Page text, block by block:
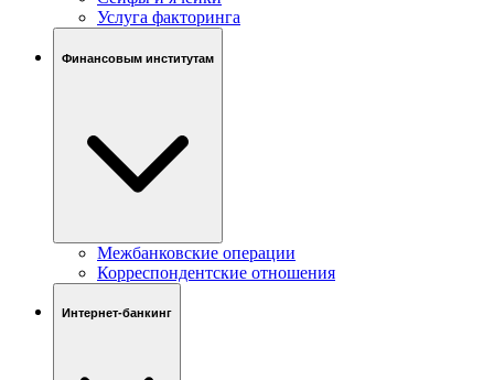
Услуга факторинга
Финансовым институтам
Межбанковские операции
Корреспондентские отношения
Интернет-банкинг